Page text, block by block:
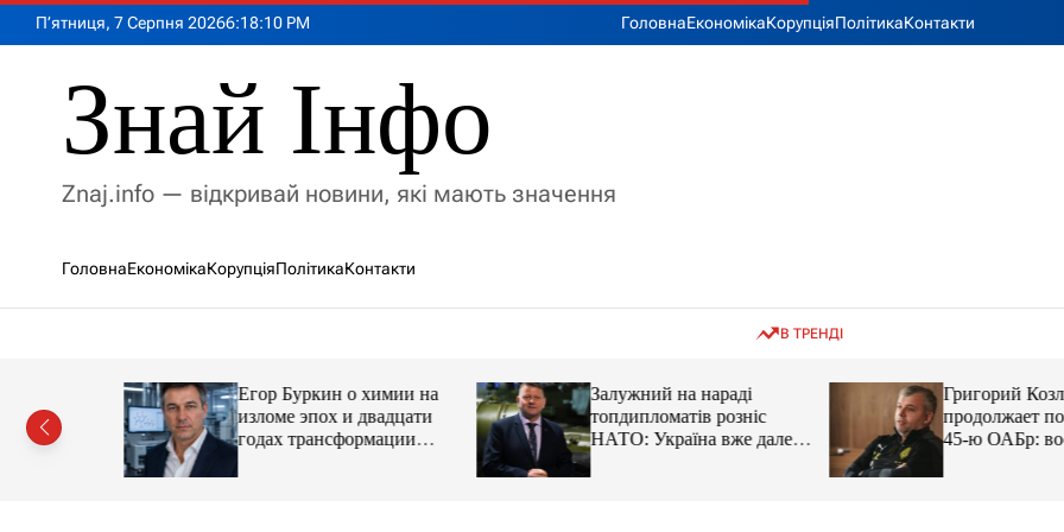
П’ятниця, 7 Серпня 20266:18:12 PM ГоловнаЕкономікаКорупціяПолітикаКонтакти
Знай Інфо
Znaj.info — відкривай новини, які мають значення
ГоловнаЕкономікаКорупціяПолітикаКонтакти
В ТРЕНДІ
із
Егор Буркин о химии на
изломе эпох и двадцати
годах трансформации
Залужний на нараді
топдипломатів розніс
НАТО: Україна вже далеко
попереду
Григорий
продолжает
45-ю ОАБр: